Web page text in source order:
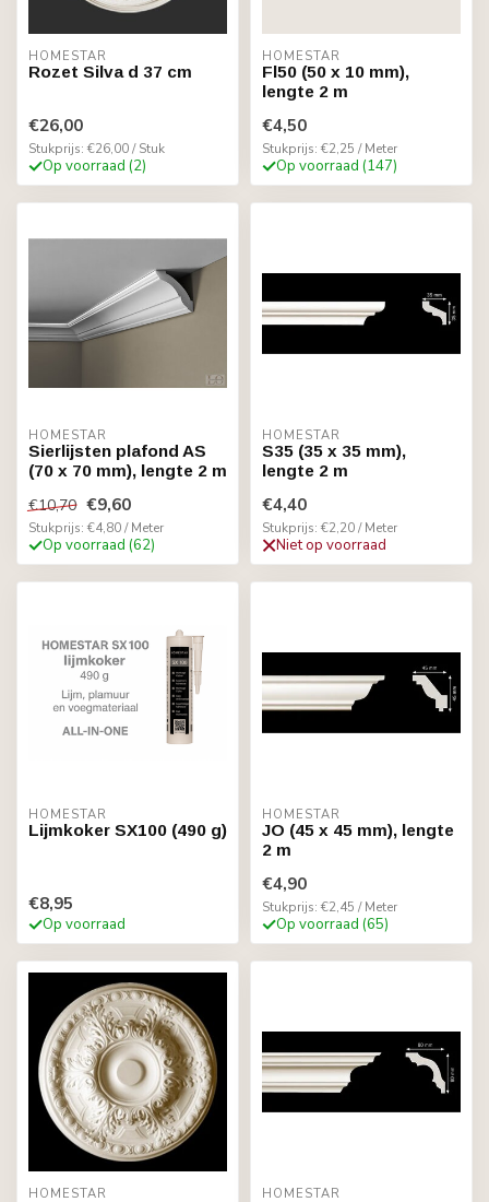
HOMESTAR
Rozet Silva d 37 cm
€26,00
Stukprijs: €26,00 / Stuk
Op voorraad (2)
HOMESTAR
Fl50 (50 x 10 mm),
lengte 2 m
€4,50
Stukprijs: €2,25 / Meter
Op voorraad (147)
HOMESTAR
Sierlijsten plafond AS
(70 x 70 mm), lengte 2 m
€10,70 €9,60
Stukprijs: €4,80 / Meter
Op voorraad (62)
HOMESTAR
S35 (35 x 35 mm),
lengte 2 m
€4,40
Stukprijs: €2,20 / Meter
Niet op voorraad
HOMESTAR
Lijmkoker SX100 (490 g)
€8,95
Op voorraad
HOMESTAR
JO (45 x 45 mm), lengte
2 m
€4,90
Stukprijs: €2,45 / Meter
Op voorraad (65)
HOMESTAR HOMESTAR